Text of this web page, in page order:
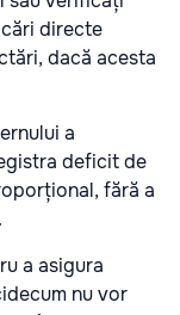
directe
dacă acesta
a
deficit de
fără a
a asigura
nu vor